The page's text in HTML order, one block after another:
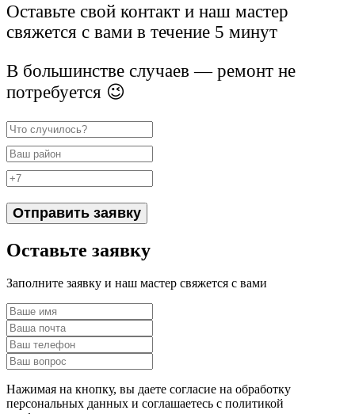
Оставьте свой контакт и наш мастер
свяжется с вами в течение 5 минут
В большинстве случаев — ремонт не
потребуется 😉
Отправить заявку
Оставьте заявку
Заполните заявку и наш мастер свяжется с вами
Нажимая на кнопку, вы даете согласие на обработку
персональных данных и соглашаетесь c политикой